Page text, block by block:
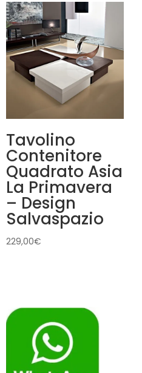
da
286,80€
a
358,80€
Tavolino
Contenitore
Quadrato Asia
La Primavera
– Design
Salvaspazio
229,00€